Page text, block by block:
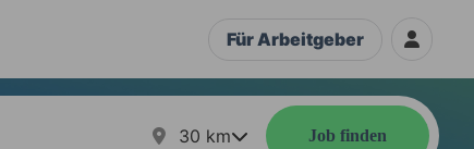
Für Arbeitgeber
30 km Job finden